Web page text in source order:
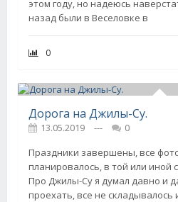
этом году, но надеюсь
назад были в Веселовке в
0
Дорога на Джилы-Су.
13.05.2019 ---
0
Праздники завершены, все
планировалось, в той или иной
Про Джилы-Су я думал давно и
проехать, все не складывалось